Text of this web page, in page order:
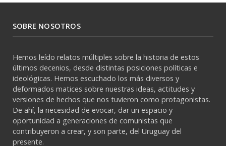
SOBRE NOSOTROS
Hemos leído relatos múltiples sobre la historia de estos
últimos decenios, desde distintas posiciones políticas e
ideológicas. Hemos escuchado los más diversos y
deformados matices sobre nuestras ideas, actitudes y
versiones de hechos que nos tuvieron como protagonistas.
De ahí, la necesidad de evocar, dar un espacio y
oportunidad a generaciones de comunistas que
contribuyeron a crear, y son parte, del Uruguay del
presente.